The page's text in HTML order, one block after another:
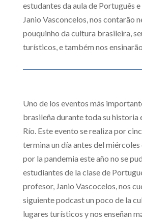
estudantes da aula de Português
Janio Vasconcelos, nos contarão
pouquinho da cultura brasileira,
turísticos, e também nos
Uno de los eventos más
brasileña durante toda su historia
Río. Este evento se realiza por
termina un día antes del miércoles
por la pandemia este año no se
estudiantes de la clase de
profesor, Janio Vascocelos, nos
siguiente podcast un poco de la
lugares turísticos y nos enseñan